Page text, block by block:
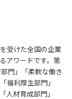
受けた全国の企業
アワードです。第
門」「柔軟な働き
福利厚生部門」
人材育成部門」